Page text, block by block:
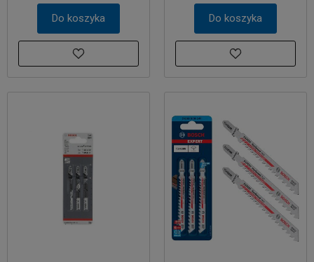
Do koszyka Do koszyka